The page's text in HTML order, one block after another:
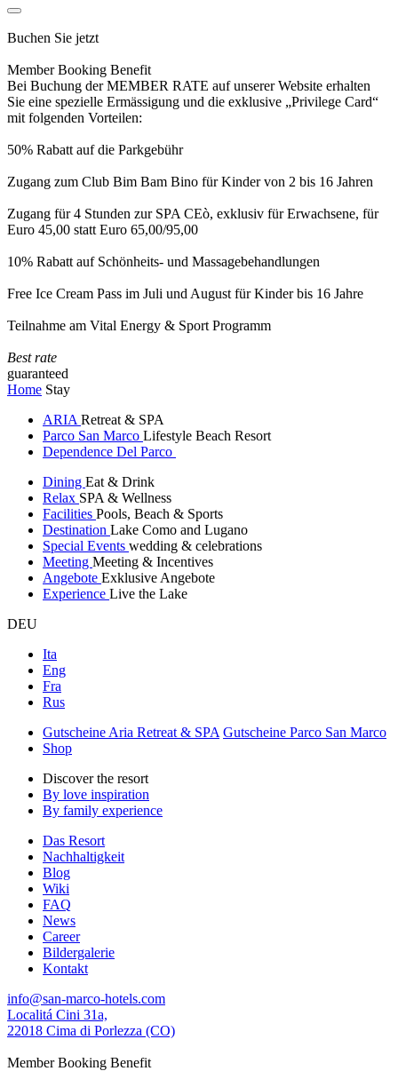
Buchen Sie jetzt
Member Booking Benefit
Bei Buchung der MEMBER RATE auf unserer Website erhalten
Sie eine spezielle Ermässigung und die exklusive „Privilege Card“
mit folgenden Vorteilen:
50% Rabatt auf die Parkgebühr
Zugang zum Club Bim Bam Bino für Kinder von 2 bis 16 Jahren
Zugang für 4 Stunden zur SPA CEò, exklusiv für Erwachsene, für
Euro 45,00 statt Euro 65,00/95,00
10% Rabatt auf Schönheits- und Massagebehandlungen
Free Ice Cream Pass im Juli und August für Kinder bis 16 Jahre
Teilnahme am Vital Energy & Sport Programm
Best rate
guaranteed
Home Stay
ARIA Retreat & SPA
Parco San Marco Lifestyle Beach Resort
Dependence Del Parco
Dining Eat & Drink
Relax SPA & Wellness
Facilities Pools, Beach & Sports
Destination Lake Como and Lugano
Special Events wedding & celebrations
Meeting Meeting & Incentives
Angebote Exklusive Angebote
Experience Live the Lake
DEU
Ita
Eng
Fra
Rus
Gutscheine Aria Retreat & SPA Gutscheine Parco San Marco
Shop
Discover the resort
By love inspiration
By family experience
Das Resort
Nachhaltigkeit
Blog
Wiki
FAQ
News
Career
Bildergalerie
Kontakt
info@san-marco-hotels.com
Localitá Cini 31a,
22018 Cima di Porlezza (CO)
Member Booking Benefit